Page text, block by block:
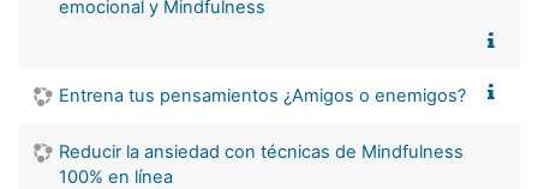
emocional y Mindfulness
Entrena tus pensamientos ¿Amigos o enemigos?
Reducir la ansiedad con técnicas de Mindfulness
100% en línea